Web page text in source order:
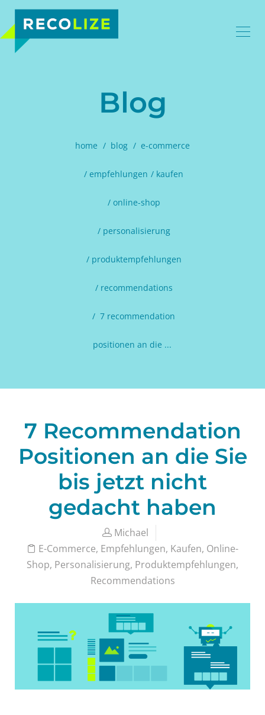
Blog
home blog e-commerce
empfehlungen kaufen
online-shop
personalisierung
produktempfehlungen
recommendations
7 recommendation
positionen an die ...
7 Recommendation
Positionen an die Sie
bis jetzt nicht
gedacht haben
Michael
E-Commerce, Empfehlungen, Kaufen, Online-
Shop, Personalisierung, Produktempfehlungen,
Recommendations